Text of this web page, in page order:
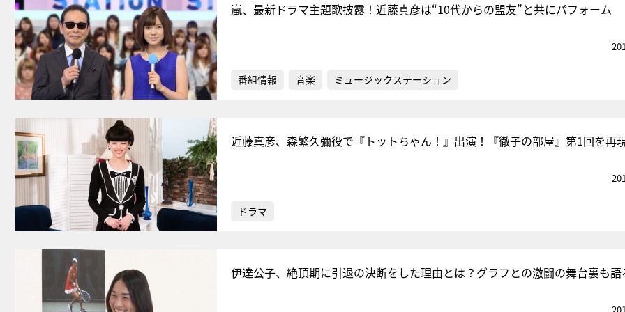
嵐、最新ドラマ主題歌披露！近藤真彦は“10代からの盟友”と共にパフォーム
番組情報 音楽 ミュージックステーション
近藤真彦、森繁久彌役で『トットちゃん！』出演！『徹子の部屋』第1回を再
ドラマ
伊達公子、絶頂期に引退の決断をした理由とは？グラフとの激闘の舞台裏も語